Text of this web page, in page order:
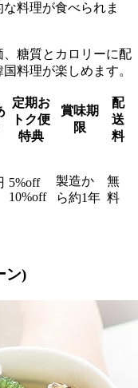
料理が食べられま
糖質とカロリーに配
料理が楽しめます。
定期お
トク便
特典
賞味期
限
配
送
料
5%off
10%off
製造か
ら約1年
無
料
ン)